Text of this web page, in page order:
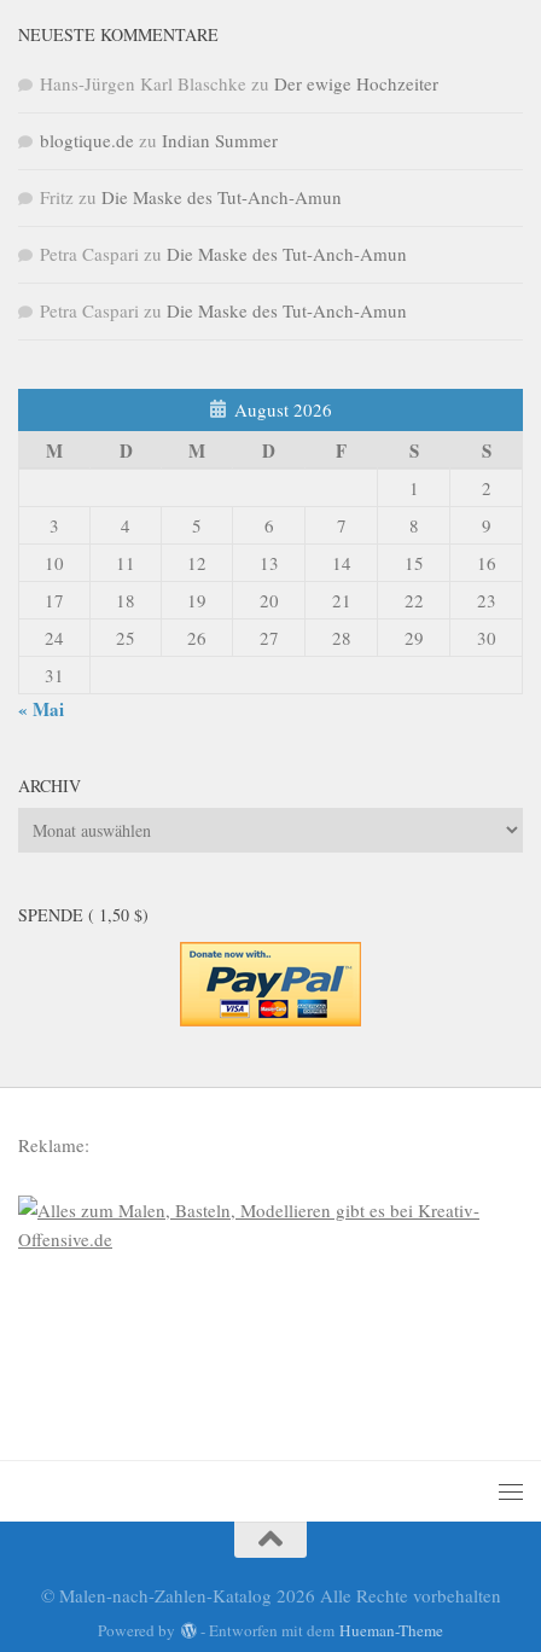
NEUESTE KOMMENTARE
Hans-Jürgen Karl Blaschke zu Der ewige Hochzeiter
blogtique.de zu Indian Summer
Fritz zu Die Maske des Tut-Anch-Amun
Petra Caspari zu Die Maske des Tut-Anch-Amun
Petra Caspari zu Die Maske des Tut-Anch-Amun
August 2026
M D M D F S S
1
2
3
4 5 6 7 8
9
10
11 12 13 14 15
16
17
18 19 20 21 22
23
24
25 26 27 28 29
30
31
« Mai
ARCHIV
Archiv
SPENDE ( 1,50 $)
Reklame:
© Malen-nach-Zahlen-Katalog 2026 Alle Rechte vorbehalten
Powered by - Entworfen mit dem Hueman-Theme